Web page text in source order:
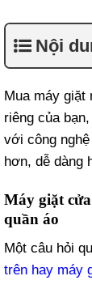
Nội
Mua máy giặt
riêng của
với công
hơn, dễ dàng
Máy giặt
quần áo
Một câu hỏi
trên hay máy